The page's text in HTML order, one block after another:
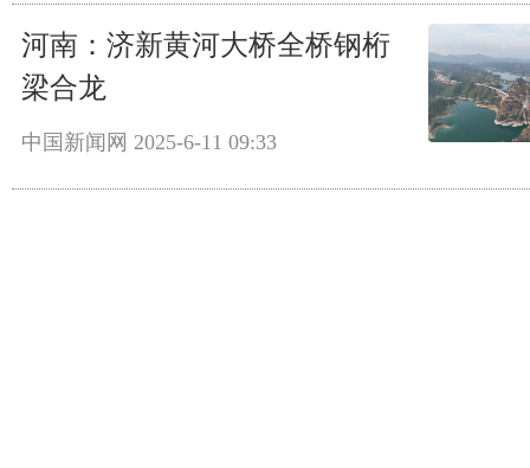
河南：济新黄河大桥全桥钢桁
梁合龙
中国新闻网 2025-6-11 09:33